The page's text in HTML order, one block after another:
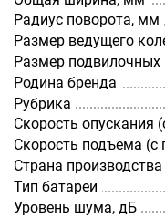
Радиус поворота, мм
Размер ведущего
Размер
Родина бренда
Рубрика
Скорость опускания
Скорость подъема (с
Страна производства
Тип батареи
Уровень шума, дБ